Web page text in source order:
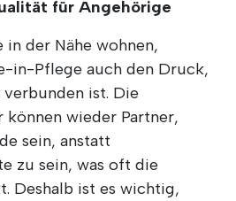
für Angehörige
der Nähe wohnen,
in-Pflege auch den Druck,
ist. Die
wieder Partner,
sein, anstatt
zu sein, was oft die
Deshalb ist es wichtig,